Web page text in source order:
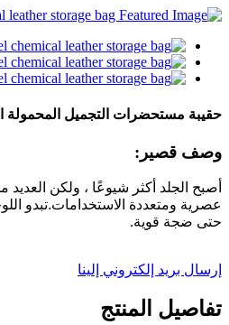
حقيبة مستحضرات التجميل المحمولة
وصف قصير:
أصبح الجلد أكثر شيوعًا ، ولكن
عصرية ومتعددة الاستخدامات.تبدو
حتى ضجة قوية.
إرسال بريد إلكتروني إلينا
تفاصيل المنتج